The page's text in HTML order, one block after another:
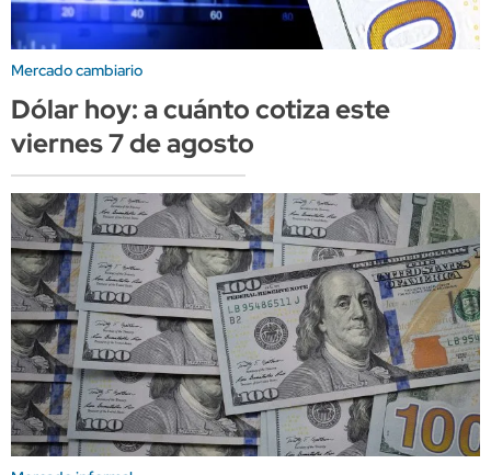
Mercado cambiario
Dólar hoy: a cuánto cotiza este
viernes 7 de agosto